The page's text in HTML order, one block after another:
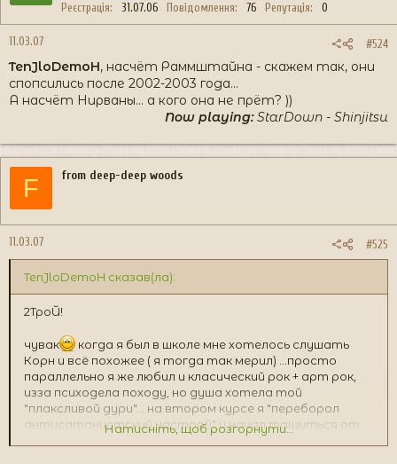
Реєстрація 31.07.06 Повідомлення 76 Репутація 0
11.03.07 #524
TenJloDemoH, насчёт Раммштайна - скажем так, они
спопсились после 2002-2003 года...
А насчёт Нирваны... а кого она не прёт? ))
Now playing:StarDown - Shinjitsu
F from deep-deep woods
11.03.07 #525
TenJloDemoH сказав(ла):
2ТроЙ!
чувак
когда я был в школе мне хотелось слушать
Корн и всё похожее ( я тогда так мерил) ...просто
параллельно я же любил и класический рок + арт рок,
изза психодела походу, но душа хотела той
"плаксливой дури"... на втором курсе я "переборол
антисатанистский настрой" и начал тащиться от
Кредлов и прочей мистики, в итоге я просто нахожу в
Натисніть, щоб розгорнути...